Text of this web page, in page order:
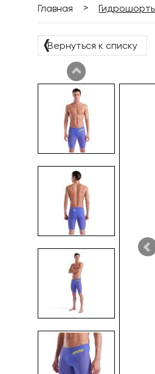
Главная >
❬Вернуться к списку